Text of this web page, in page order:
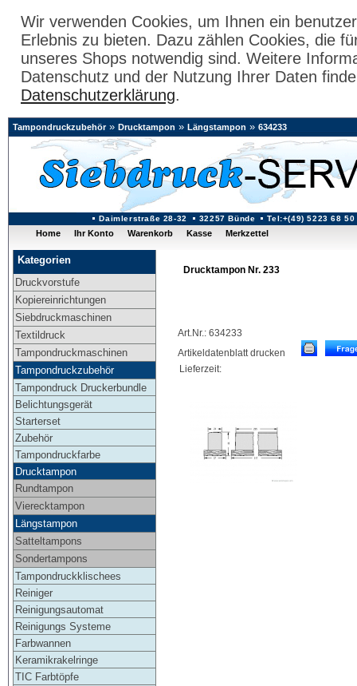
Wir verwenden Cookies, um Ihnen ein
Erlebnis zu bieten. Dazu zählen Cookies, die
unseres Shops notwendig sind. Weitere
Datenschutz und der Nutzung Ihrer Daten
Datenschutzerklärung.
Daimlerstraße 28-32 32257 Bünde Tel:+(49) 5223 68 50
Tampondruckzubehör» Drucktampon » Längstampon » 634233
Home Ihr Konto Warenkorb Kasse Merkzettel
Kategorien
Druckvorstufe
Kopiereinrichtungen
Siebdruckmaschinen
Textildruck
Tampondruckmaschinen
Tampondruckzubehör
Tampondruck Druckerbundle
Belichtungsgerät
Starterset
Zubehör
Tampondruckfarbe
Drucktampon
Rundtampon
Vierecktampon
Längstampon
Satteltampons
Sondertampons
Tampondruckklischees
Reiniger
Reinigungsautomat
Reinigungs Systeme
Farbwannen
Keramikrakelringe
TIC Farbtöpfe
Drucktampon Nr. 233
Art.Nr.: 634233
Artikeldatenblatt drucken
Lieferzeit: